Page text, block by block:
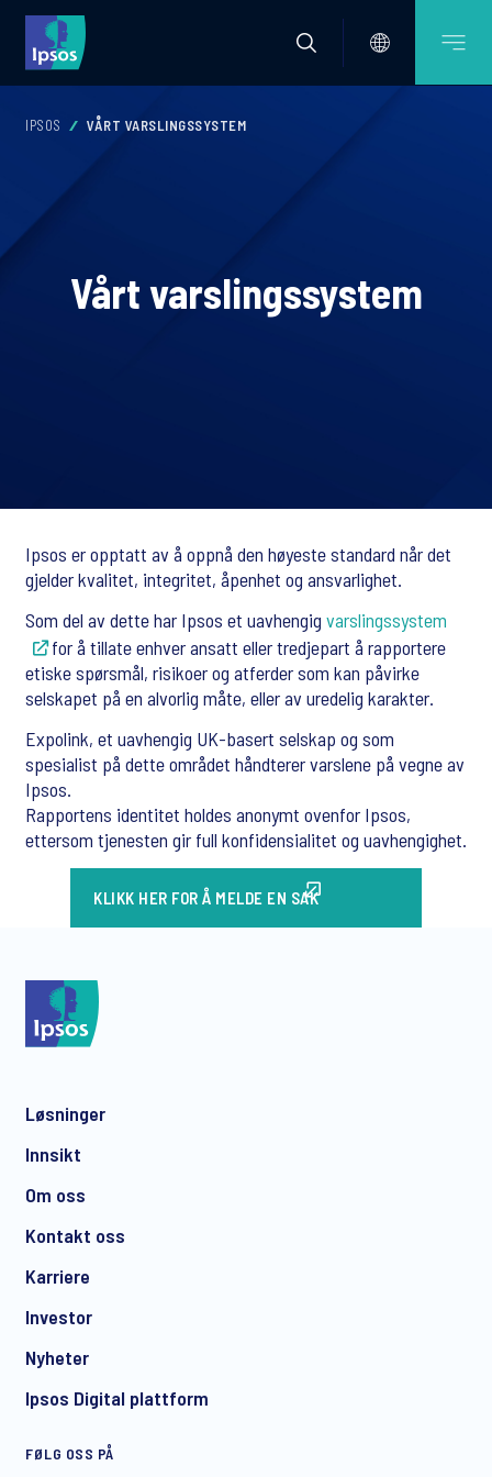
IPSOS VÅRT VARSLINGSSYSTEM
Vårt varslingssystem
Ipsos er opptatt av å oppnå den høyeste standard når det
gjelder kvalitet, integritet, åpenhet og ansvarlighet.
Som del av dette har Ipsos et uavhengig varslingssystem
for å tillate enhver ansatt eller tredjepart å rapportere
etiske spørsmål, risikoer og atferder som kan påvirke
selskapet på en alvorlig måte, eller av uredelig karakter.
Expolink, et uavhengig UK-basert selskap og som
spesialist på dette området håndterer varslene på vegne av
Ipsos.
Rapportens identitet holdes anonymt ovenfor Ipsos,
ettersom tjenesten gir full konfidensialitet og uavhengighet.
KLIKK HER FOR Å MELDE EN SAK
Løsninger
Innsikt
Om oss
Kontakt oss
Karriere
Investor
Nyheter
Ipsos Digital plattform
FØLG OSS PÅ